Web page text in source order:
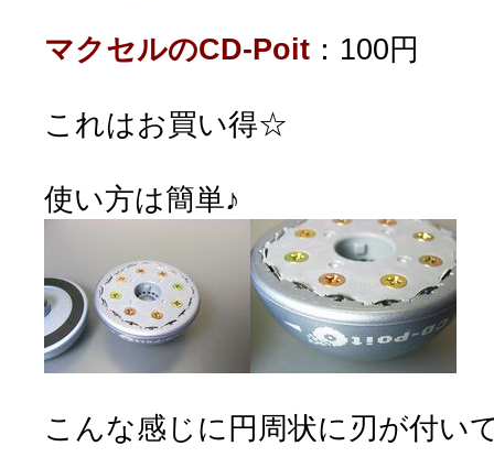
マクセルのCD-Poit ：100円
これはお買い得☆
使い方は簡単♪
こんな感じに円周状に刃が付い